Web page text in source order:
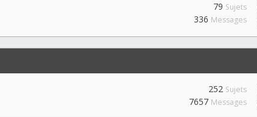
79 Sujets
336 Messages
252 Sujets
7657 Messages